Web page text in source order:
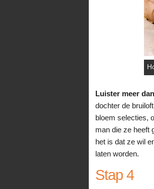
Luister meer
dochter de
bloem selecties,
man die ze heeft
het is dat ze wil
laten worden.
Stap 4